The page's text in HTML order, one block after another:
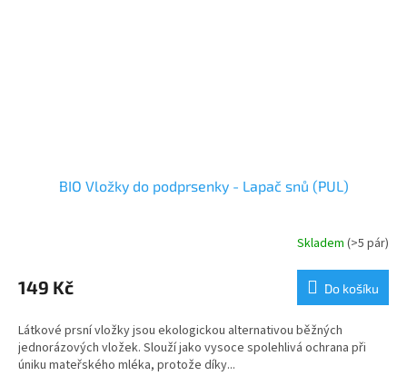
BIO Vložky do podprsenky - Lapač snů (PUL)
Skladem (>5 pár)
149 Kč Do košíku
Látkové prsní vložky jsou ekologickou alternativou běžných
jednorázových vložek. Slouží jako vysoce spolehlivá ochrana při
úniku mateřského mléka, protože díky...